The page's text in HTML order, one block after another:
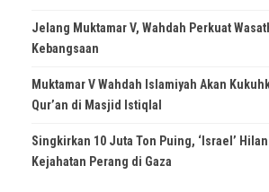
Jelang Muktamar V, Wahdah Perkuat
Kebangsaan
Muktamar V Wahdah Islamiyah Akan
Qur’an di Masjid Istiqlal
Singkirkan 10 Juta Ton Puing, ‘Israel’
Kejahatan Perang di Gaza